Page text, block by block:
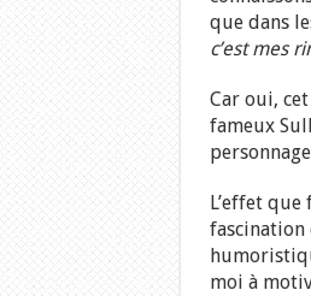
que dans
c’est mes
Car oui,
fameux
L’effet
fascination
moi à